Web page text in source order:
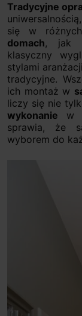
Tradycyjne
się w
domach, jak
klasyczny
stylami
tradycyjne.
ich montaż w
liczy się nie
wykonanie w
sprawia, że
wyborem do